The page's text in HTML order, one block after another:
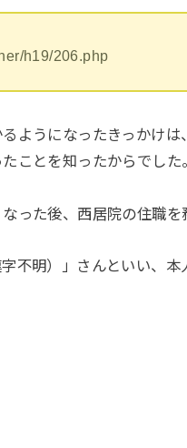
h19/206.php
ようになったきっかけは
ことを知ったからでした
った後、西居院の住職を
不明）」さんといい、本